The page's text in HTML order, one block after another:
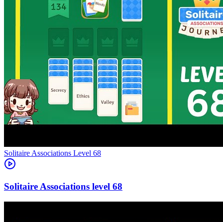
Level 68
68